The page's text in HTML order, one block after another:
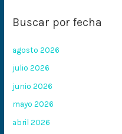
Buscar por fecha
agosto 2026
julio 2026
junio 2026
mayo 2026
abril 2026